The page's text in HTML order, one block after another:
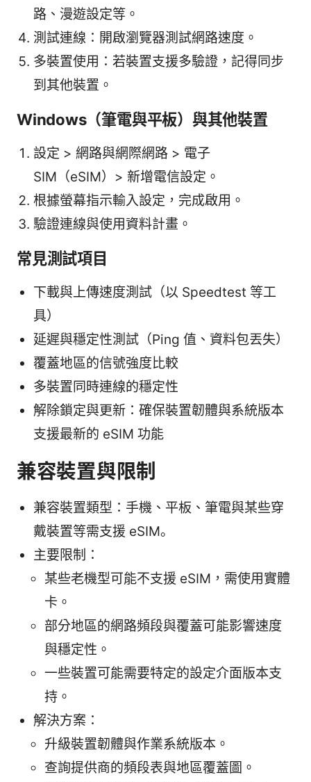
路、漫遊設定等。
測試連線：開啟瀏覽器測試網路速度。
多裝置使用：若裝置支援多驗證，記得同步
到其他裝置。
Windows（筆電與平板）與其他裝置
設定 > 網路與網際網路 > 電子
SIM（eSIM）> 新增電信設定。
根據螢幕指示輸入設定，完成啟用。
驗證連線與使用資料計畫。
常見測試項目
下載與上傳速度測試（以 Speedtest 等工
具）
延遲與穩定性測試（Ping 值、資料包丟失）
覆蓋地區的信號強度比較
多裝置同時連線的穩定性
解除鎖定與更新：確保裝置韌體與系統版本
支援最新的 eSIM 功能
兼容裝置與限制
兼容裝置類型：手機、平板、筆電與某些穿
戴裝置等需支援 eSIM。
主要限制：
某些老機型可能不支援 eSIM，需使用實體
卡。
部分地區的網路頻段與覆蓋可能影響速度
與穩定性。
一些裝置可能需要特定的設定介面版本支
持。
解決方案：
升級裝置韌體與作業系統版本。
查詢提供商的頻段表與地區覆蓋圖。